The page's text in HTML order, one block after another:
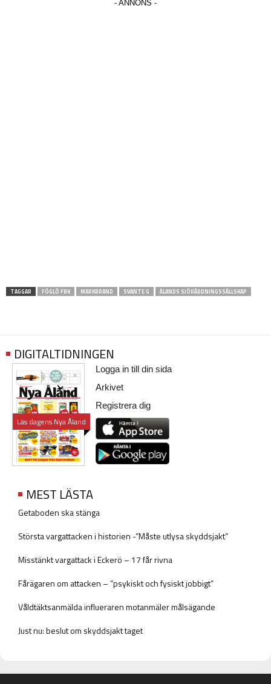
TAGGAR FÖGLÖ FBK MARKBRAND SVANTE G ÅLANDS SJÖRÄDDNINGSSÄLLSKAP
DIGITALTIDNINGEN
Läs dagens Nya Åland
Logga in till din sida
Arkivet
Registrera dig
MEST LÄSTA
Getaboden ska stänga
Största vargattacken i historien -”Måste utlysa skyddsjakt”
Misstänkt vargattack i Eckerö – 17 får rivna
Fårägaren om attacken – ”psykiskt och fysiskt jobbigt”
Våldtäktsanmälda influeraren motanmäler målsägande
Just nu: beslut om skyddsjakt taget